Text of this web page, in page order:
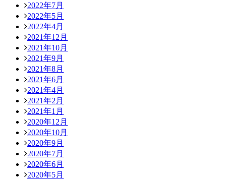
2022年7月
2022年5月
2022年4月
2021年12月
2021年10月
2021年9月
2021年8月
2021年6月
2021年4月
2021年2月
2021年1月
2020年12月
2020年10月
2020年9月
2020年7月
2020年6月
2020年5月